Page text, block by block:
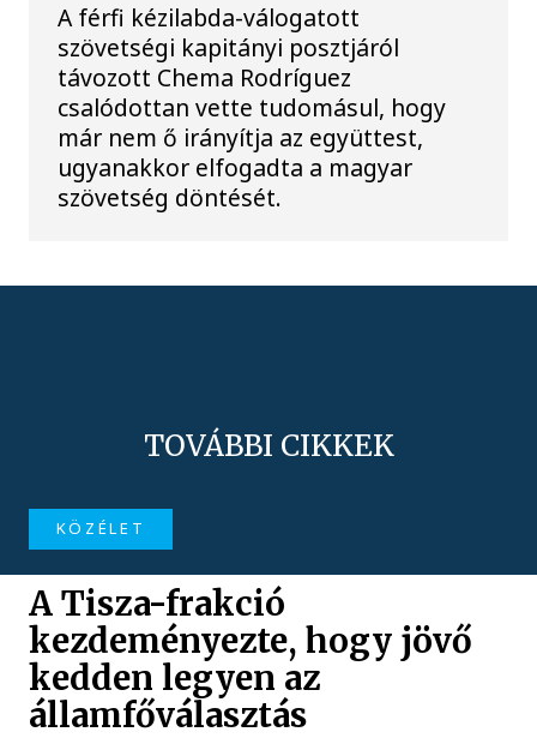
A férfi kézilabda-válogatott
szövetségi kapitányi posztjáról
távozott Chema Rodríguez
csalódottan vette tudomásul, hogy
már nem ő irányítja az együttest,
ugyanakkor elfogadta a magyar
szövetség döntését.
TOVÁBBI CIKKEK
KÖZÉLET
A Tisza-frakció
kezdeményezte, hogy jövő
kedden legyen az
államfőválasztás